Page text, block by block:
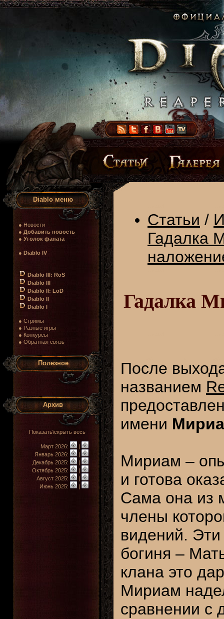
Diablo меню
● Новости
● Добавить новость
● Уголок фаната
● Diablo IV
Diablo III: RoS
Diablo III
Diablo II: LoD
Diablo II
Diablo I
● Стримы
● Разные игры
● Конкурсы
● Обратная связь
Полезное
Архив
Показать\скрыть весь
Март 2026:
|
Январь 2026:
|
Декабрь 2025:
|
Октябрь 2025:
|
Август 2025:
|
Июнь 2025:
|
Статьи /
Гадалка
Гадалка
После
названием
имени
Мириам –
и готова
Сама она из
члены
видений.
богиня –
клана это
Мириам
сравнении с